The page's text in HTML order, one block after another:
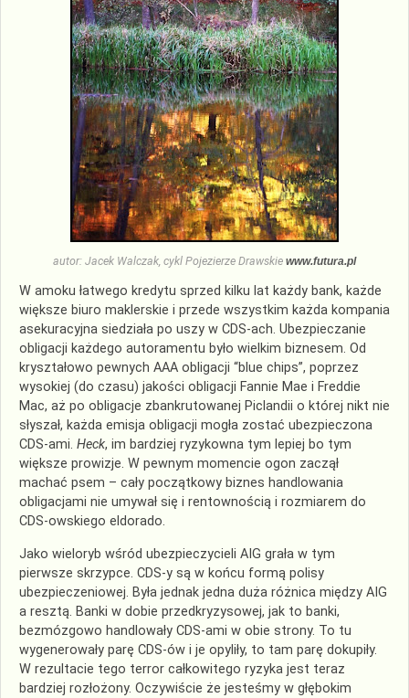
autor: Jacek Walczak, cykl Pojezierze Drawskie www.futura.pl
W amoku łatwego kredytu sprzed kilku lat każdy bank, każde
większe biuro maklerskie i przede wszystkim każda kompania
asekuracyjna siedziała po uszy w CDS-ach. Ubezpieczanie
obligacji każdego autoramentu było wielkim biznesem. Od
kryształowo pewnych AAA obligacji “blue chips”, poprzez
wysokiej (do czasu) jakości obligacji Fannie Mae i Freddie
Mac, aż po obligacje zbankrutowanej Piclandii o której nikt nie
słyszał, każda emisja obligacji mogła zostać ubezpieczona
CDS-ami. Heck, im bardziej ryzykowna tym lepiej bo tym
większe prowizje. W pewnym momencie ogon zaczął
machać psem – cały początkowy biznes handlowania
obligacjami nie umywał się i rentownością i rozmiarem do
CDS-owskiego eldorado.
Jako wieloryb wśród ubezpieczycieli AIG grała w tym
pierwsze skrzypce. CDS-y są w końcu formą polisy
ubezpieczeniowej. Była jednak jedna duża różnica między AIG
a resztą. Banki w dobie przedkryzysowej, jak to banki,
bezmózgowo handlowały CDS-ami w obie strony. To tu
wygenerowały parę CDS-ów i je opyliły, to tam parę dokupiły.
W rezultacie tego terror całkowitego ryzyka jest teraz
bardziej rozłożony. Oczywiście że jesteśmy w głębokim